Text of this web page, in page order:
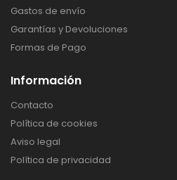
Gastos de envío
Garantías y Devoluciones
Formas de Pago
Información
Contacto
Política de cookies
Aviso legal
Política de privacidad